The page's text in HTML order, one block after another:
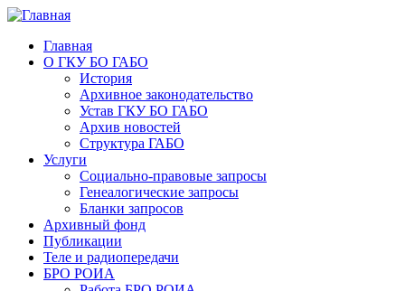
Главная
О ГКУ БО ГАБО
История
Архивное законодательство
Устав ГКУ БО ГАБО
Архив новостей
Структура ГАБО
Услуги
Социально-правовые запросы
Генеалогические запросы
Бланки запросов
Архивный фонд
Публикации
Теле и радиопередачи
БРО РОИА